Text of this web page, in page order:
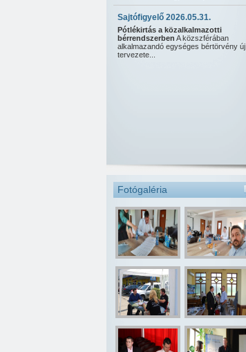
Sajtófigyelő 2026.05.31.
Pótlékirtás a közalkalmazotti
bérrendszerben A közszférában
alkalmazandó egységes bértörvény új
tervezete...
Fotógaléria